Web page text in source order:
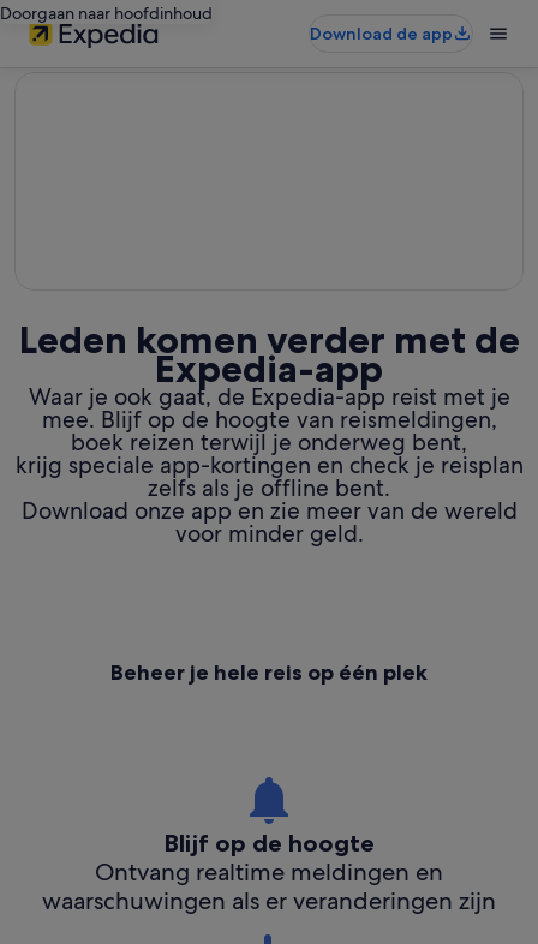
Doorgaan naar hoofdinhoud
Download de app
Leden komen verder met de
Expedia-app
Waar je ook gaat, de Expedia-app reist met je
mee. Blijf op de hoogte van reismeldingen,
boek reizen terwijl je onderweg bent,
krijg speciale app-kortingen en check je reisplan
zelfs als je offline bent.
Download onze app en zie meer van de wereld
voor minder geld.
Beheer je hele reis op één plek
Blijf op de hoogte
Ontvang realtime meldingen en
waarschuwingen als er veranderingen zijn